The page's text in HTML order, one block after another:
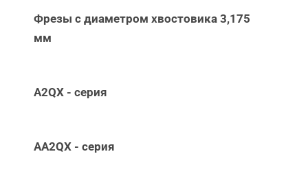
Фрезы с диаметром хвостовика 3,175
мм
A2QX - серия
AA2QX - серия